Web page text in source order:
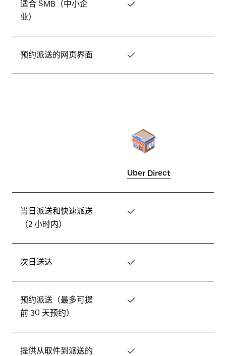
适合 SMB（中小企
业）
✓
预约派送的网页界面 ✓
Uber Direct
当日派送和快速派送
（2 小时内）
✓
次日送达 ✓
预约派送（最多可提
前 30 天预约）
✓
提供从取件到派送的
✓